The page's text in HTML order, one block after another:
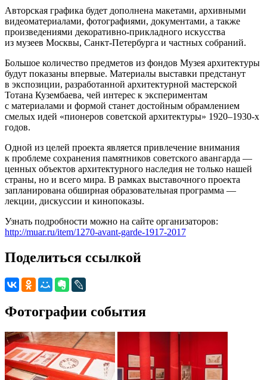
Авторская графика будет дополнена макетами, архивными
видеоматериалами, фотографиями, документами, а также
произведениями декоративно-прикладного искусства
из музеев Москвы, Санкт-Петербурга и частных собраний.
Большое количество предметов из фондов Музея архитектуры
будут показаны впервые. Материалы выставки предстанут
в экспозиции, разработанной архитектурной мастерской
Тотана Кузембаева, чей интерес к экспериментам
с материалами и формой станет достойным обрамлением
смелых идей «пионеров советской архитектуры» 1920–1930-х
годов.
Одной из целей проекта является привлечение внимания
к проблеме сохранения памятников советского авангарда —
ценных объектов архитектурного наследия не только нашей
страны, но и всего мира. В рамках выставочного проекта
запланирована обширная образовательная программа —
лекции, дискуссии и кинопоказы.
Узнать подробности можно на сайте организаторов:
http://muar.ru/item/1270-avant-garde-1917-2017
Поделиться ссылкой
Фотографии события